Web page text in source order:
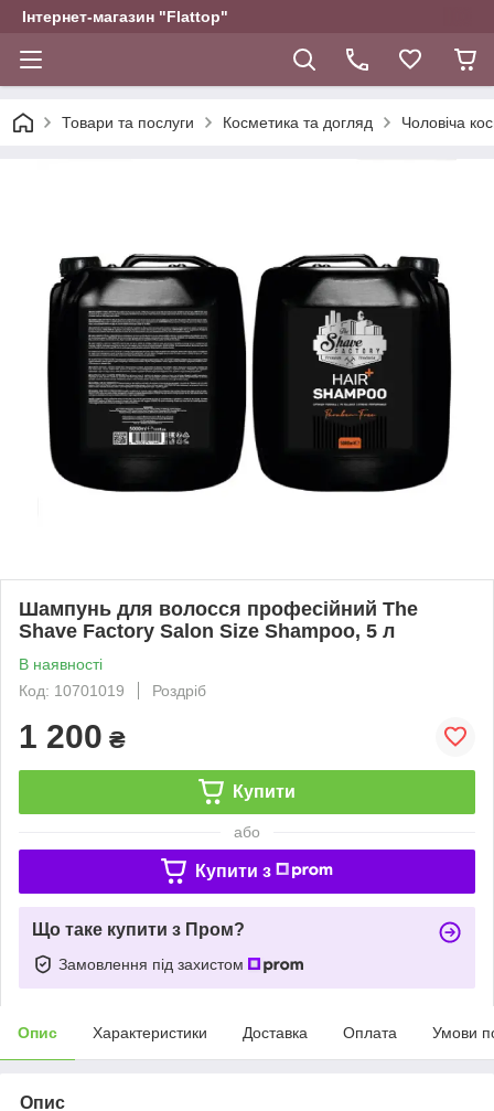
Інтернет-магазин "Flattop"
Товари та послуги Косметика та догляд Чоловіча
Шампунь для волосся професійний The
Shave Factory Salon Size Shampoo, 5 л
В наявності
Код: 10701019
Роздріб
1 200 ₴
Купити
або
Купити з
Що таке купити з Пром?
Замовлення під захистом
Опис Характеристики Доставка Оплата Умови
Опис